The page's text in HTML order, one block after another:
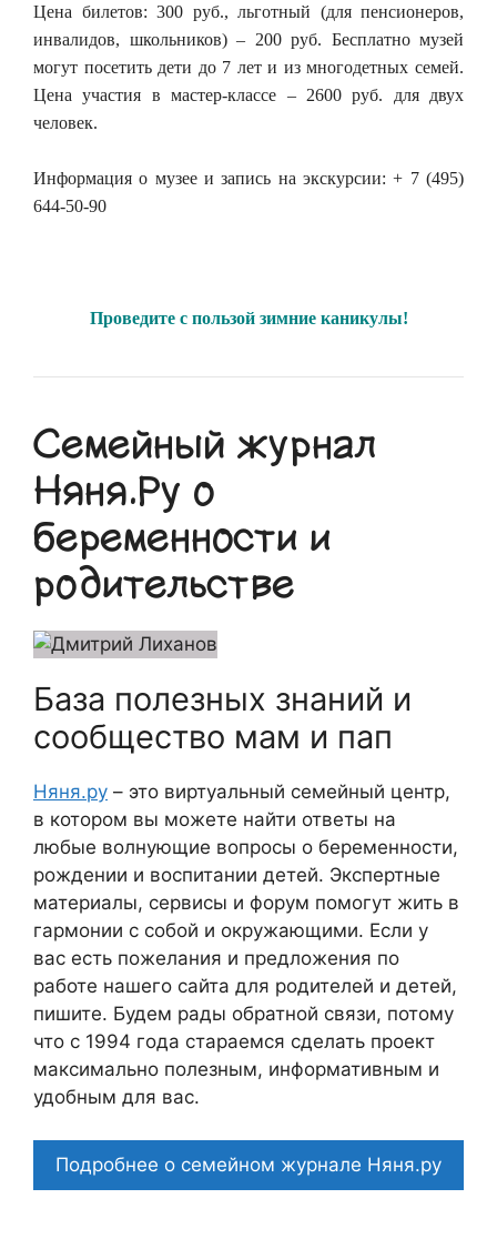
Цена билетов: 300 руб., льготный (для пенсионеров,
инвалидов, школьников) – 200 руб. Бесплатно музей
могут посетить дети до 7 лет и из многодетных семей.
Цена участия в мастер-классе – 2600 руб. для двух
человек.
Информация о музее и запись на экскурсии: + 7 (495)
644-50-90
Проведите с пользой зимние каникулы!
Семейный журнал
Няня.Ру о
беременности и
родительстве
База полезных знаний и
сообщество мам и пап
Няня.ру – это виртуальный семейный центр,
в котором вы можете найти ответы на
любые волнующие вопросы о беременности,
рождении и воспитании детей. Экспертные
материалы, сервисы и форум помогут жить в
гармонии с собой и окружающими. Если у
вас есть пожелания и предложения по
работе нашего сайта для родителей и детей,
пишите. Будем рады обратной связи, потому
что c 1994 года стараемся сделать проект
максимально полезным, информативным и
удобным для вас.
Подробнее о семейном журнале Няня.ру